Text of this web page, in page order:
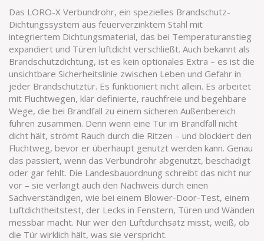
Das LORO-X Verbundrohr, ein spezielles Brandschutz-
Dichtungssystem aus feuerverzinktem Stahl mit
integriertem Dichtungsmaterial, das bei Temperaturanstieg
expandiert und Türen luftdicht verschließt. Auch bekannt als
Brandschutzdichtung, ist es kein optionales Extra – es ist die
unsichtbare Sicherheitslinie zwischen Leben und Gefahr in
jeder Brandschutztür. Es funktioniert nicht allein. Es arbeitet
mit Fluchtwegen, klar definierte, rauchfreie und begehbare
Wege, die bei Brandfall zu einem sicheren Außenbereich
führen zusammen. Denn wenn eine Tür im Brandfall nicht
dicht hält, strömt Rauch durch die Ritzen – und blockiert den
Fluchtweg, bevor er überhaupt genutzt werden kann. Genau
das passiert, wenn das Verbundrohr abgenutzt, beschädigt
oder gar fehlt. Die Landesbauordnung schreibt das nicht nur
vor – sie verlangt auch den Nachweis durch einen
Sachverständigen, wie bei einem Blower-Door-Test, einem
Luftdichtheitstest, der Lecks in Fenstern, Türen und Wänden
messbar macht. Nur wer den Luftdurchsatz misst, weiß, ob
die Tür wirklich hält, was sie verspricht.